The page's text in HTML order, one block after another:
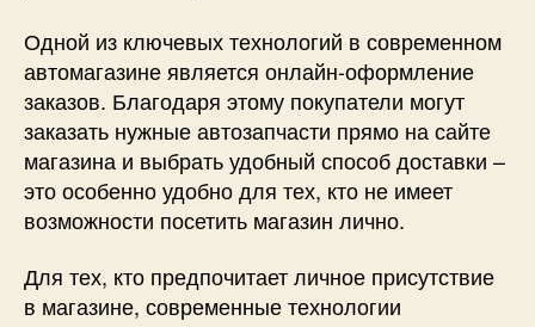
Одной из ключевых технологий в современном
автомагазине является онлайн-оформление
заказов. Благодаря этому покупатели могут
заказать нужные автозапчасти прямо на сайте
магазина и выбрать удобный способ доставки –
это особенно удобно для тех, кто не имеет
возможности посетить магазин лично.
Для тех, кто предпочитает личное присутствие
в магазине, современные технологии